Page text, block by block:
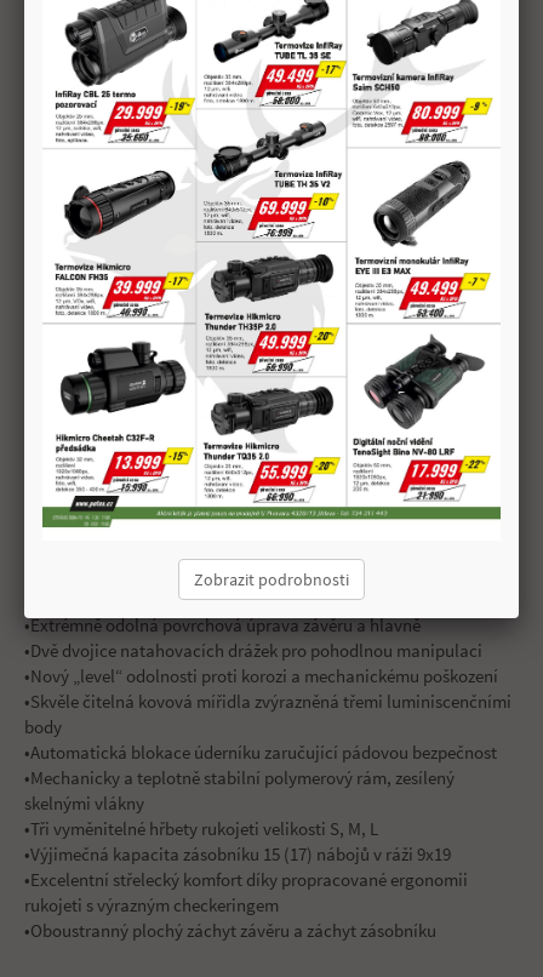
Mířidla
Luminiscenční, Tritiové
Kapacita zásobníku
9x19 (15) .40 S&W (12)
Celkové rozměry (v/š/d)
132x32,2x187 mm
Délka hlavně
102 mm
CZ P-10 C je naprostá novinka v segmentu „striker fired“ pistolí
pro osobní ochranu a ozbrojené složky v kompaktní velikosti,
která je vhodná také pro skryté nošení.
CZ P-10 je další „level“ obranné a služební pistole, která vyniká
vysokou spolehlivostí, životností a kultivovaným zvládáním
výstřelu, na čemž se podílí jedinečný checkering a vynikající
úchop vyřešený pomocí nové ergonomické metodiky DiFEND.
Součástí balení jsou přídavné patky zásobníku navyšující jejich
kapacitu z 15 na 17 nábojů v ráži 9x19 a tři vyměnitelné hřbety
•Extrémně odolná povrchová úprava závěru a hlavně
•Dvě dvojice natahovacích drážek pro pohodlnou manipulaci
•Nový „level“ odolnosti proti korozi a mechanickému poškození
•Skvěle čitelná kovová mířidla zvýrazněná třemi luminiscenčními
body
•Automatická blokace úderníku zaručující pádovou bezpečnost
•Mechanicky a teplotně stabilní polymerový rám, zesílený
skelnými vlákny
•Tři vyměnitelné hřbety rukojeti velikosti S, M, L
•Výjimečná kapacita zásobníku 15 (17) nábojů v ráži 9x19
•Excelentní střelecký komfort díky propracované ergonomii
rukojeti s výrazným checkeringem
•Oboustranný plochý záchyt závěru a záchyt zásobníku
Zobrazit podrobnosti